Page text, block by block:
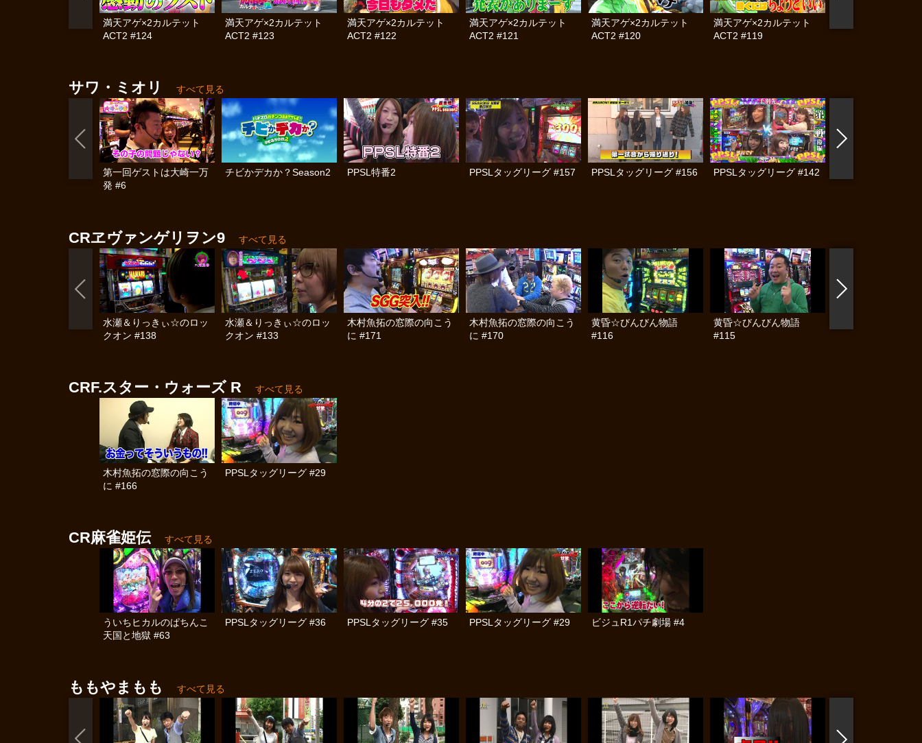
満天アゲ×2カルテット
ACT2 #124
満天アゲ×2カルテット
ACT2 #123
満天アゲ×2カルテット
ACT2 #122
満天アゲ×2カルテット
ACT2 #121
満天アゲ×2カルテット
ACT2 #120
満天アゲ×2カルテット
ACT2 #119
サワ・ミオリ すべて見る
第一回ゲストは大崎一万
発 #6
チビかデカか？Season2 PPSL特番2 PPSLタッグリーグ #157 PPSLタッグリーグ #156 PPSLタッグリーグ #142
CRヱヴァンゲリヲン9 すべて見る
水瀬＆りっきぃ☆のロッ
クオン #138
水瀬＆りっきぃ☆のロッ
クオン #133
木村魚拓の窓際の向こう
に #171
木村魚拓の窓際の向こう
に #170
黄昏☆びんびん物語
#116
黄昏☆びんびん物語
#115
CRF.スター・ウォーズ R すべて見る
木村魚拓の窓際の向こう
に #166
PPSLタッグリーグ #29
CR麻雀姫伝 すべて見る
ういちヒカルのぱちんこ
天国と地獄 #63
PPSLタッグリーグ #36 PPSLタッグリーグ #35 PPSLタッグリーグ #29 ビジュR1パチ劇場 #4
ももやまもも すべて見る